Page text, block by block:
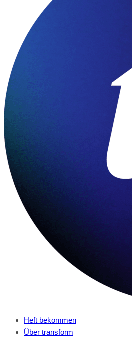
Heft bekommen
Über transform